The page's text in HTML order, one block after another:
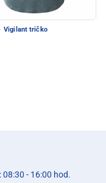
Vigilant tričko
08:30 - 16:00 hod.